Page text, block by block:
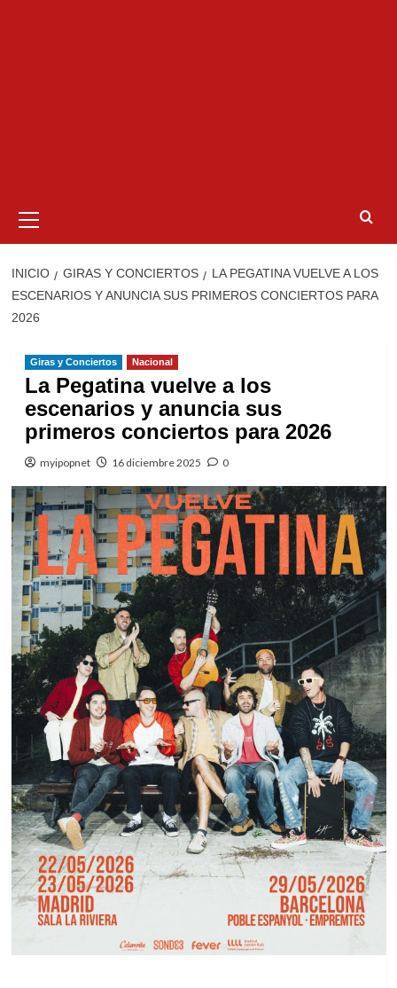
primario
INICIO GIRAS Y CONCIERTOS
LA PEGATINA VUELVE A LOS
ESCENARIOS Y ANUNCIA SUS PRIMEROS CONCIERTOS PARA
2026
Giras y Conciertos Nacional
La Pegatina vuelve a los
escenarios y anuncia sus
primeros conciertos para 2026
myipopnet 16 diciembre 2025 0